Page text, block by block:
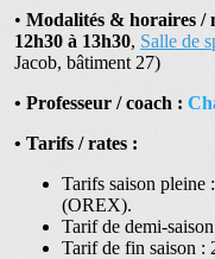
• Modalités & horaires /
12h30 à 13h30, Salle de
Jacob, bâtiment 27)
• Professeur / coach :
• Tarifs / rates :
Tarifs saison pleine
(OREX).
Tarif de demi-
Tarif de fin saison :